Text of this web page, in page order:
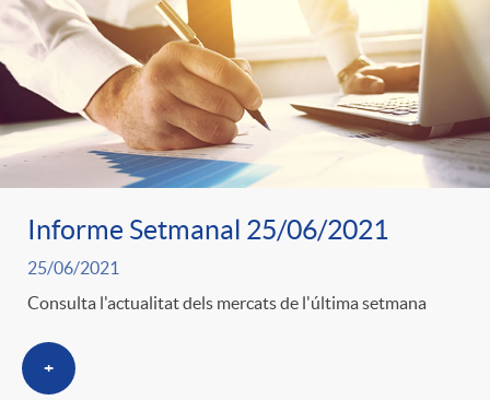
Informe Setmanal 25/06/2021
25/06/2021
Consulta l'actualitat dels mercats de l'última setmana
+